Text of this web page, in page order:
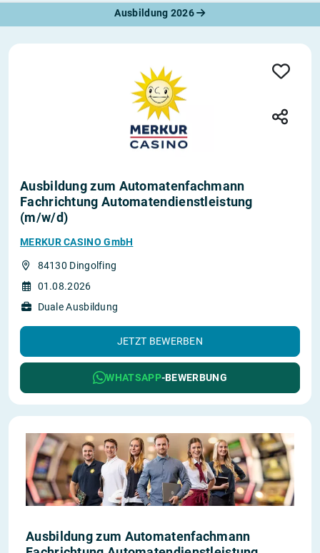
Ausbildung 2026
Ausbildung zum Automatenfachmann
Fachrichtung Automatendienstleistung
(m/w/d)
MERKUR CASINO GmbH
84130 Dingolfing
01.08.2026
Duale Ausbildung
JETZT BEWERBEN
WHATSAPP-BEWERBUNG
Ausbildung zum Automatenfachmann